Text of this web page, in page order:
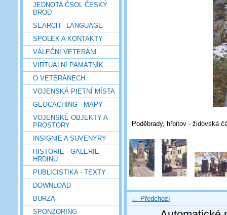
JEDNOTA ČSOL ČESKÝ
BROD
SEARCH - LANGUAGE
SPOLEK A KONTAKTY
VÁLEČNÍ VETERÁNI
VIRTUÁLNÍ PAMÁTNÍK
O VETERÁNECH
VOJENSKÁ PIETNÍ MÍSTA
GEOCACHING - MAPY
VOJENSKÉ OBJEKTY A
PROSTORY
INSIGNIE A SUVENYRY
HISTORIE - GALERIE
HRDINŮ
PUBLICISTIKA - TEXTY
DOWNLOAD
BURZA
SPONZORING
Poděbrady, hřbitov - židovská
← Předchozí